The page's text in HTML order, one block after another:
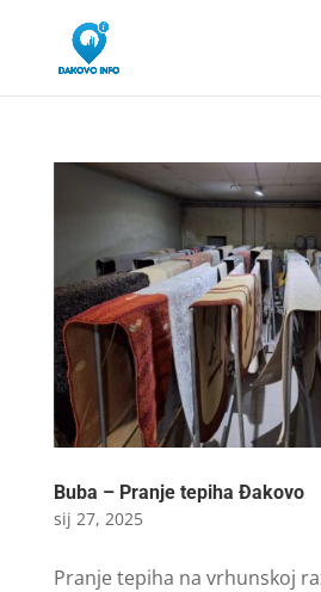
Buba – Pranje tepiha Đakovo
sij 27, 2025
Pranje tepiha na vrhunskoj